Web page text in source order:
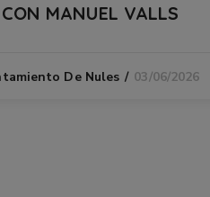
MANUEL VALLS
De Nules 03/06/2026